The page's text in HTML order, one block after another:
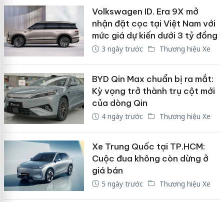
Volkswagen ID. Era 9X mở
nhận đặt cọc tại Việt Nam với
mức giá dự kiến dưới 3 tỷ đồng
3 ngày trước Thương hiệu Xe
BYD Qin Max chuẩn bị ra mắt:
Kỳ vọng trở thành trụ cột mới
của dòng Qin
4 ngày trước Thương hiệu Xe
Xe Trung Quốc tại TP.HCM:
Cuộc đua không còn dừng ở
giá bán
5 ngày trước Thương hiệu Xe